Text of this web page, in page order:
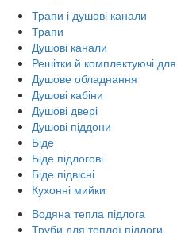
Трапи і душові канали
Трапи
Душові канали
Решітки й комплектуючі
Душове обладнання
Душові кабіни
Душові двері
Душові піддони
Біде
Біде підлогові
Біде підвісні
Кухонні мийки
Водяна тепла підлога
Труби для теплої підлоги